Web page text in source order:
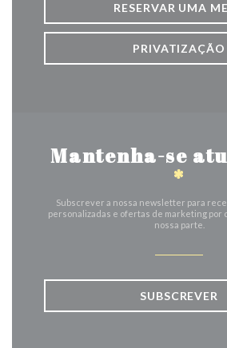
RESERVAR UMA
PRIVATIZAÇÃO
Mantenha-se
*
Subscrever a nossa newsletter para
personalizadas e ofertas de marketing por
nossa parte.
SUBSCREVER